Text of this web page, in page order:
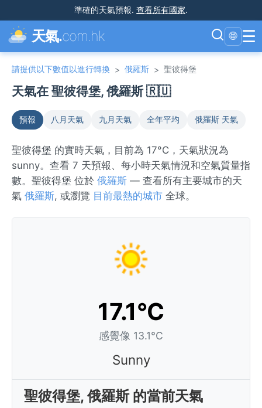
準確的天氣預報. 查看所有國家.
天氣.com.hk 🌐 ☰
請提供以下數值以進行轉換 > 俄羅斯 > 聖彼得堡
天氣在 聖彼得堡, 俄羅斯 🇷🇺
預報 八月天氣 九月天氣 全年平均 俄羅斯 天氣
聖彼得堡 的實時天氣，目前為 17°C，天氣狀況為
sunny。查看 7 天預報、每小時天氣情況和空氣質量指
數。聖彼得堡 位於 俄羅斯 — 查看所有主要城市的天
氣 俄羅斯, 或瀏覽 目前最熱的城市 全球。
17.1°C
感覺像 13.1°C
Sunny
聖彼得堡, 俄羅斯 的當前天氣